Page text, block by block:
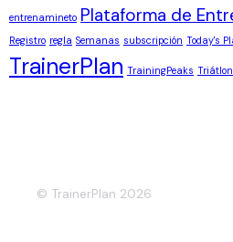
entrenamineto Plataforma de
Registro regla Semanas subscripción Today's
TrainerPlan TrainingPeaks Triátlon
© TrainerPlan 2026